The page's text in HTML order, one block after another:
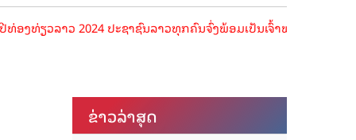
ວລາວ 2024 ປະຊາຊົນລາວທຸກຄົນຈົ່ງພ້ອມເປັນເຈົ້າພາບທີ່ດີ ຕ້ອນຮັບນັກ
ຂ່າວ​ລ່າ​ສຸດ